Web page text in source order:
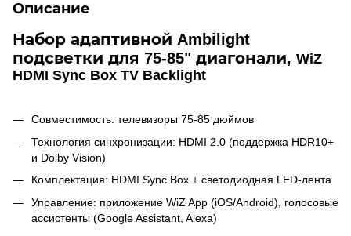
Описание
Набор адаптивной Ambilight
подсветки для 75-85" диагонали, WiZ
HDMI Sync Box TV Backlight
Совместимость: телевизоры 75-85 дюймов
Технология синхронизации: HDMI 2.0 (поддержка HDR10+
и Dolby Vision)
Комплектация: HDMI Sync Box + светодиодная LED-лента
Управление: приложение WiZ App (iOS/Android), голосовые
ассистенты (Google Assistant, Alexa)